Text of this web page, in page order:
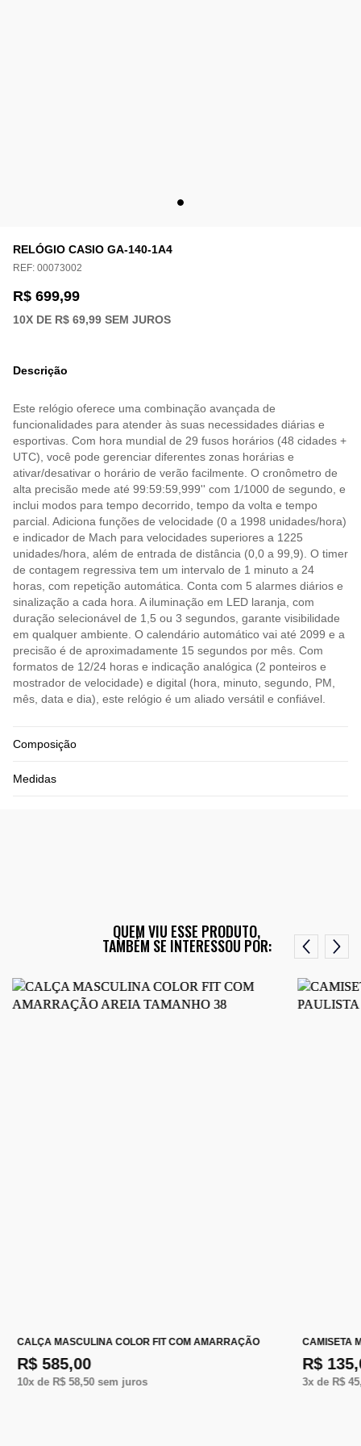
RELÓGIO CASIO GA-140-1A4
REF: 00073002
R$ 699,99
10X DE R$ 69,99 SEM JUROS
Descrição
Este relógio oferece uma combinação avançada de
funcionalidades para atender às suas necessidades diárias e
esportivas. Com hora mundial de 29 fusos horários (48 cidades +
UTC), você pode gerenciar diferentes zonas horárias e
ativar/desativar o horário de verão facilmente. O cronômetro de
alta precisão mede até 99:59:59,999'' com 1/1000 de segundo, e
inclui modos para tempo decorrido, tempo da volta e tempo
parcial. Adiciona funções de velocidade (0 a 1998 unidades/hora)
e indicador de Mach para velocidades superiores a 1225
unidades/hora, além de entrada de distância (0,0 a 99,9). O timer
de contagem regressiva tem um intervalo de 1 minuto a 24
horas, com repetição automática. Conta com 5 alarmes diários e
sinalização a cada hora. A iluminação em LED laranja, com
duração selecionável de 1,5 ou 3 segundos, garante visibilidade
em qualquer ambiente. O calendário automático vai até 2099 e a
precisão é de aproximadamente 15 segundos por mês. Com
formatos de 12/24 horas e indicação analógica (2 ponteiros e
mostrador de velocidade) e digital (hora, minuto, segundo, PM,
mês, data e dia), este relógio é um aliado versátil e confiável.
Composição
Medidas
QUEM VIU ESSE PRODUTO,
TAMBÉM SE INTERESSOU POR:
CALÇA MASCULINA COLOR FIT COM AMARRAÇÃO
R$ 585,00
10x de R$ 58,50sem juros
CAMISETA
R$
3x de R$